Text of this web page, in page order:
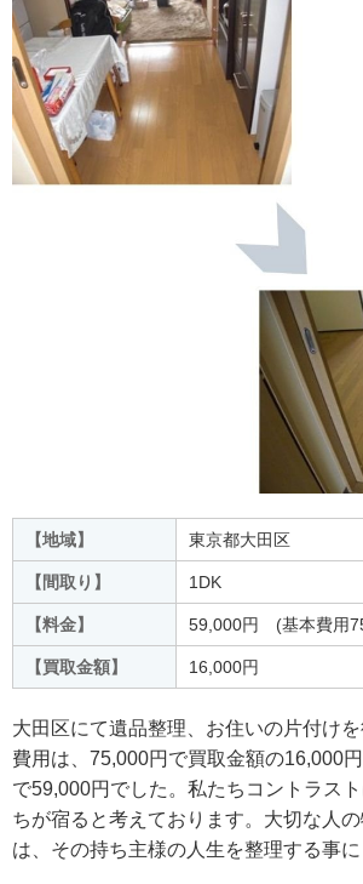
【地域】 東京都大田区
【間取り】 1DK
【料金】 59,000円 (基本費用
【買取金額】 16,000円
大田区にて遺品整理、お住いの片付け
費用は、75,000円で買取金額の16,000
で59,000円でした。私たちコントラス
ちが宿ると考えております。大切な人
は、その持ち主様の人生を整理する事に